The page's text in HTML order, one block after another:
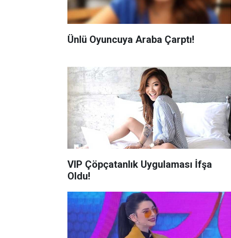
Ünlü Oyuncuya Araba Çarptı!
VIP Çöpçatanlık Uygulaması İfşa
Oldu!